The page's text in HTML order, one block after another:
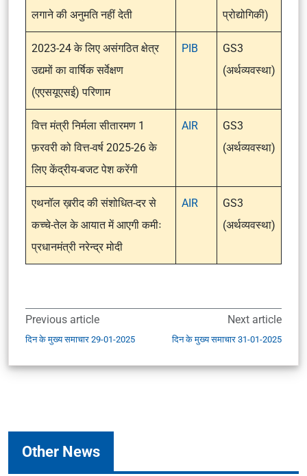
लगाने की अनुमति नहीं देती
प्रोद्योगिकी)
2023-24 के लिए असंगठित क्षेत्र
उद्यमों का वार्षिक सर्वेक्षण
(एएसयूएसई) परिणाम
PIB
GS3
(अर्थव्यवस्था)
वित्त मंत्री निर्मला सीतारमण 1
फ़रवरी को वित्त-वर्ष 2025-26 के
लिए केंद्रीय-बजट पेश करेंगी
AIR
GS3
(अर्थव्यवस्था)
एथनॉल ख़रीद की संशोधित-दर से
कच्‍चे-तेल के आयात में आएगी कमीः
प्रधानमंत्री नरेन्द्र मोदी
AIR
GS3
(अर्थव्यवस्था)
Previous article
दिन के मुख्य समाचार 29-01-2025
Next article
दिन के मुख्य समाचार 31-01-2025
Other News